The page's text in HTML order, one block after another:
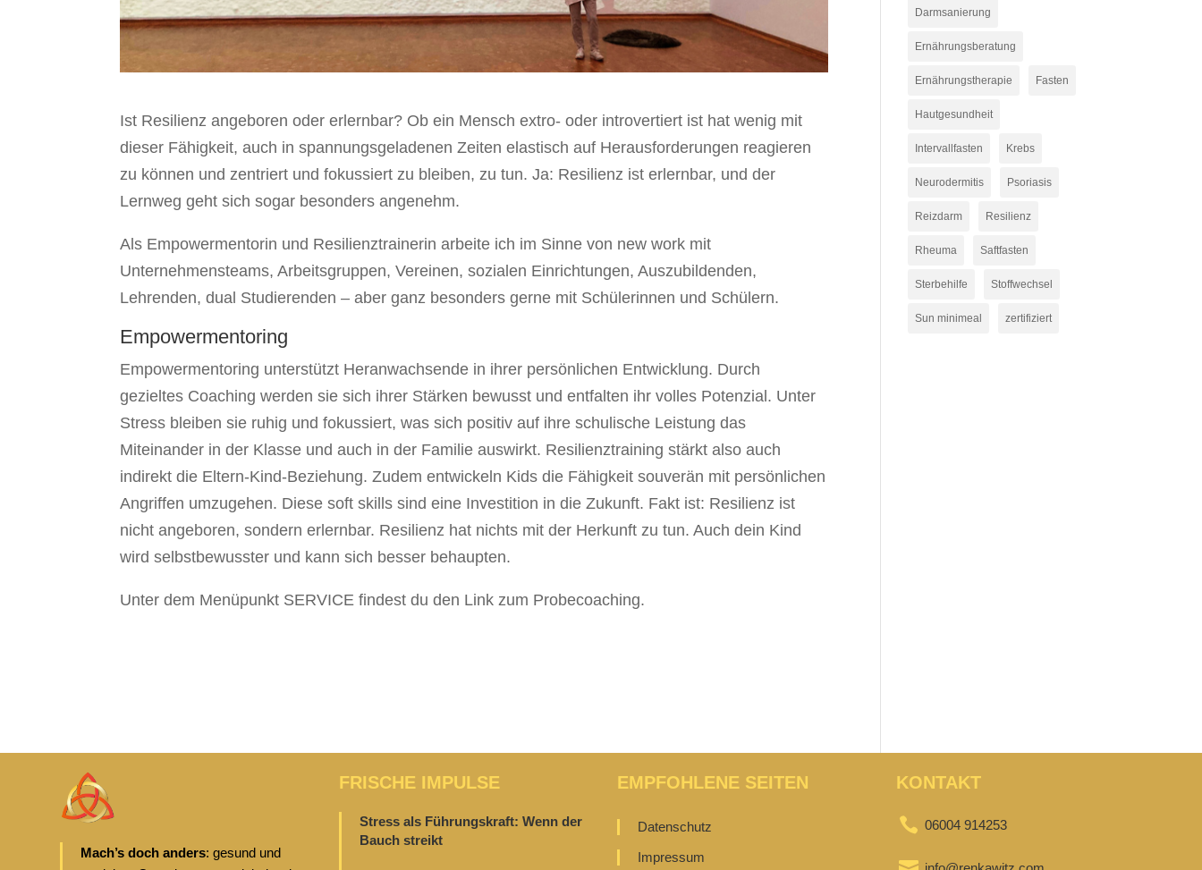
Ist Resilienz angeboren oder erlernbar? Ob ein Mensch extro- oder introvertiert ist hat wenig mit
dieser Fähigkeit, auch in spannungsgeladenen Zeiten elastisch auf Herausforderungen reagieren
zu können und zentriert und fokussiert zu bleiben, zu tun. Ja: Resilienz ist erlernbar, und der
Lernweg geht sich sogar besonders angenehm.
Als Empowermentorin und Resilienztrainerin arbeite ich im Sinne von new work mit
Unternehmensteams, Arbeitsgruppen, Vereinen, sozialen Einrichtungen, Auszubildenden,
Lehrenden, dual Studierenden – aber ganz besonders gerne mit Schülerinnen und Schülern.
Empowermentoring
Empowermentoring unterstützt Heranwachsende in ihrer persönlichen Entwicklung. Durch
gezieltes Coaching werden sie sich ihrer Stärken bewusst und entfalten ihr volles Potenzial. Unter
Stress bleiben sie ruhig und fokussiert, was sich positiv auf ihre schulische Leistung das
Miteinander in der Klasse und auch in der Familie auswirkt. Resilienztraining stärkt also auch
indirekt die Eltern-Kind-Beziehung. Zudem entwickeln Kids die Fähigkeit souverän mit persönlichen
Angriffen umzugehen. Diese soft skills sind eine Investition in die Zukunft. Fakt ist: Resilienz ist
nicht angeboren, sondern erlernbar. Resilienz hat nichts mit der Herkunft zu tun. Auch dein Kind
wird selbstbewusster und kann sich besser behaupten.
Unter dem Menüpunkt SERVICE findest du den Link zum Probecoaching.
Darmsanierung
Ernährungsberatung
Ernährungstherapie Fasten
Hautgesundheit
Intervallfasten Krebs
Neurodermitis Psoriasis
Reizdarm Resilienz
Rheuma Saftfasten
Sterbehilfe Stoffwechsel
Sun minimeal zertifiziert
Mach’s doch anders: gesund und
FRISCHE IMPULSE
Stress als Führungskraft: Wenn der
Bauch streikt
EMPFOHLENE SEITEN
Datenschutz
Impressum
KONTAKT
 06004 914253